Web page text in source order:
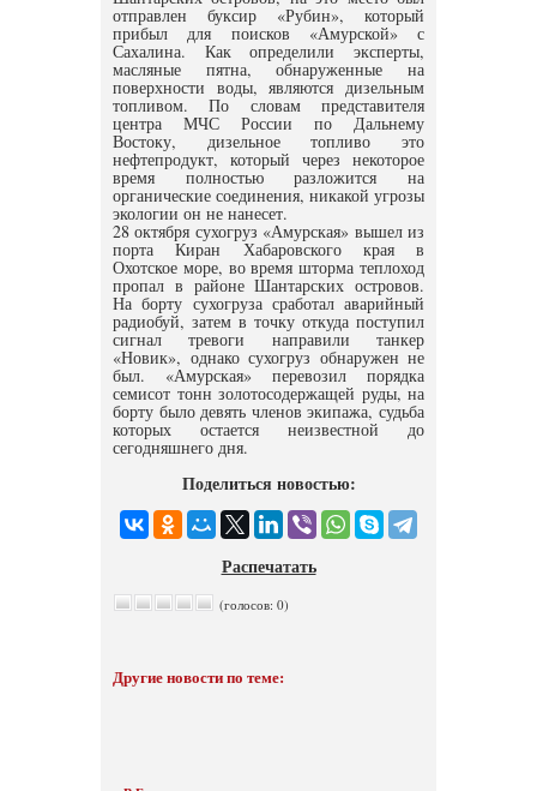
отправлен буксир «Рубин», который
прибыл для поисков «Амурской» с
Сахалина. Как определили эксперты,
масляные пятна, обнаруженные на
поверхности воды, являются дизельным
топливом. По словам представителя
центра МЧС России по Дальнему
Востоку, дизельное топливо это
нефтепродукт, который через некоторое
время полностью разложится на
органические соединения, никакой угрозы
экологии он не нанесет.
28 октября сухогруз «Амурская» вышел из
порта Киран Хабаровского края в
Охотское море, во время шторма теплоход
пропал в районе Шантарских островов.
На борту сухогруза сработал аварийный
радиобуй, затем в точку откуда поступил
сигнал тревоги направили танкер
«Новик», однако сухогруз обнаружен не
был. «Амурская» перевозил порядка
семисот тонн золотосодержащей руды, на
борту было девять членов экипажа, судьба
которых остается неизвестной до
сегодняшнего дня.
Поделиться новостью:
Распечатать
(голосов: 0)
Другие новости по теме: